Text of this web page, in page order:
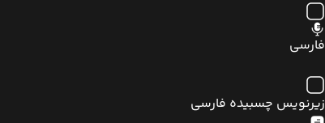
فارسی
زیرنویس چسبیده فارسی